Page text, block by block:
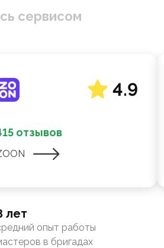
сервисом
4.9
отзывов
лет
опыт работы
в бригадах